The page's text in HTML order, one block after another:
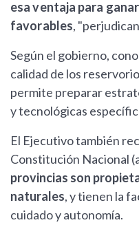
esa ventaja para
favorables,
Según el gobierno,
calidad de los
permite preparar
y tecnológicas
El Ejecutivo también
Constitución Nacional
provincias son
naturales, y tienen la
cuidado y autonomía.